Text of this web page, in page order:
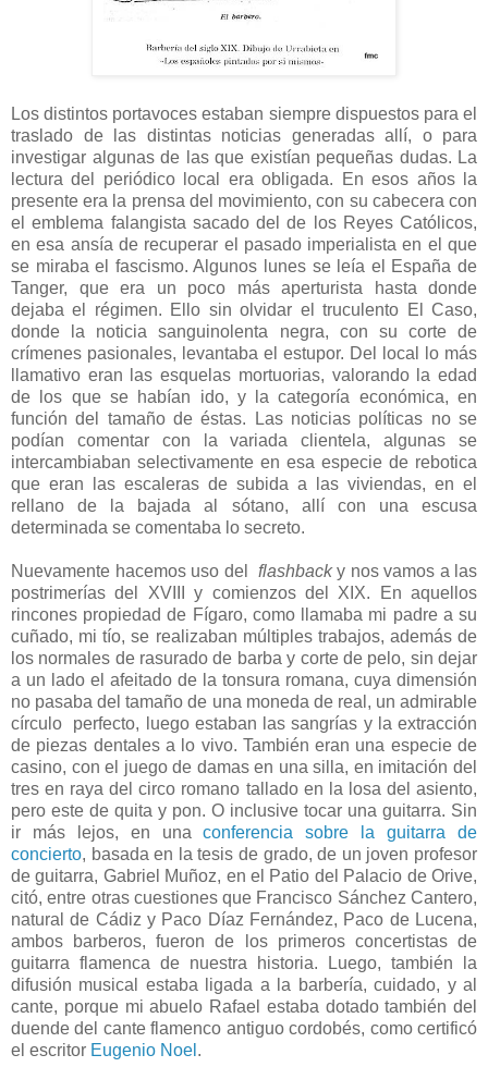
Los distintos portavoces estaban siempre dispuestos para el
traslado de las distintas noticias generadas allí, o para
investigar algunas de las que existían pequeñas dudas. La
lectura del periódico local era obligada. En esos años la
presente era la prensa del movimiento, con su cabecera con
el emblema falangista sacado del de los Reyes Católicos,
en esa ansía de recuperar el pasado imperialista en el que
se miraba el fascismo. Algunos lunes se leía el España de
Tanger, que era un poco más aperturista hasta donde
dejaba el régimen. Ello sin olvidar el truculento El Caso,
donde la noticia sanguinolenta negra, con su corte de
crímenes pasionales, levantaba el estupor. Del local lo más
llamativo eran las esquelas mortuorias, valorando la edad
de los que se habían ido, y la categoría económica, en
función del tamaño de éstas. Las noticias políticas no se
podían comentar con la variada clientela, algunas se
intercambiaban selectivamente en esa especie de rebotica
que eran las escaleras de subida a las viviendas, en el
rellano de la bajada al sótano, allí con una escusa
determinada se comentaba lo secreto.
Nuevamente hacemos uso del flashbacky nos vamos a las
postrimerías del XVIII y comienzos del XIX. En aquellos
rincones propiedad de Fígaro, como llamaba mi padre a su
cuñado, mi tío, se realizaban múltiples trabajos, además de
los normales de rasurado de barba y corte de pelo, sin dejar
a un lado el afeitado de la tonsura romana, cuya dimensión
no pasaba del tamaño de una moneda de real, un admirable
círculo perfecto, luego estaban las sangrías y la extracción
de piezas dentales a lo vivo. También eran una especie de
casino, con el juego de damas en una silla, en imitación del
tres en raya del circo romano tallado en la losa del asiento,
pero este de quita y pon. O inclusive tocar una guitarra. Sin
ir más lejos, en unaconferencia sobre la guitarra de
concierto, basada en la tesis de grado, de un joven profesor
de guitarra, Gabriel Muñoz, en el Patio del Palacio de Orive,
citó, entre otras cuestiones que Francisco Sánchez Cantero,
natural de Cádiz y Paco Díaz Fernández, Paco de Lucena,
ambos barberos, fueron de los primeros concertistas de
guitarra flamenca de nuestra historia. Luego, también la
difusión musical estaba ligada a la barbería, cuidado, y al
cante, porque mi abuelo Rafael estaba dotado también del
duende del cante flamenco antiguo cordobés, como certificó
el escritor Eugenio Noel .